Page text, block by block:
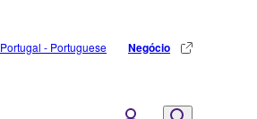
Portugal - Portuguese Negócio